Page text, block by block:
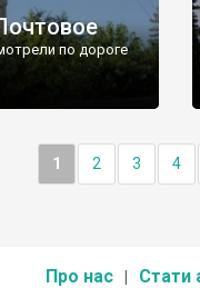
по дороге
1 2 3 4
Про нас Стати